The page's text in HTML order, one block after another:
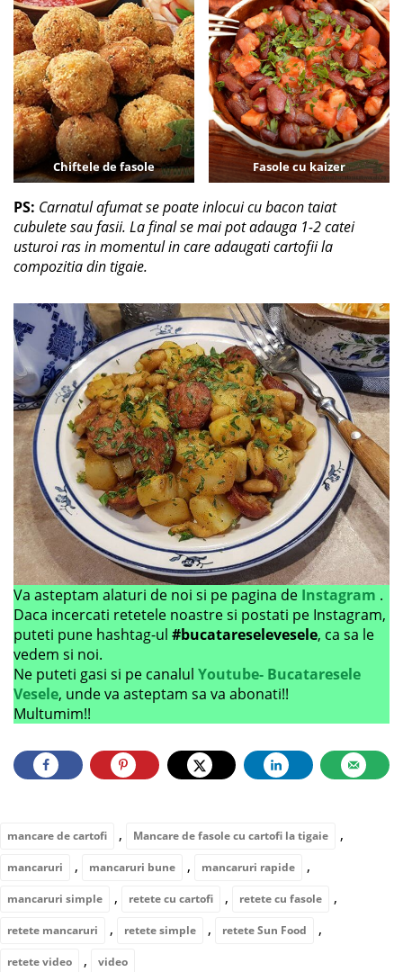
Chiftele de fasole Fasole cu kaizer
PS: Carnatul afumat se poate inlocui cu bacon taiat
cubulete sau fasii. La final se mai pot adauga 1-2 catei
usturoi ras in momentul in care adaugati cartofii la
compozitia din tigaie.
Va asteptam alaturi de noi si pe pagina de Instagram .
Daca incercati retetele noastre si postati pe Instagram,
puteti pune hashtag-ul #bucatareselevesele, ca sa le
vedem si noi.
Ne puteti gasi si pe canalul Youtube- Bucataresele
Vesele, unde va asteptam sa va abonati!!
Multumim!!
mancare de cartofi , Mancare de fasole cu cartofi la tigaie ,
mancaruri , mancaruri bune , mancaruri rapide ,
mancaruri simple , retete cu cartofi , retete cu fasole ,
retete mancaruri , retete simple , retete Sun Food ,
retete video , video